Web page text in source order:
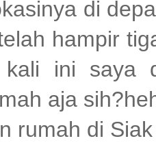
di
hampir
kali ini saya
aja
rumah di